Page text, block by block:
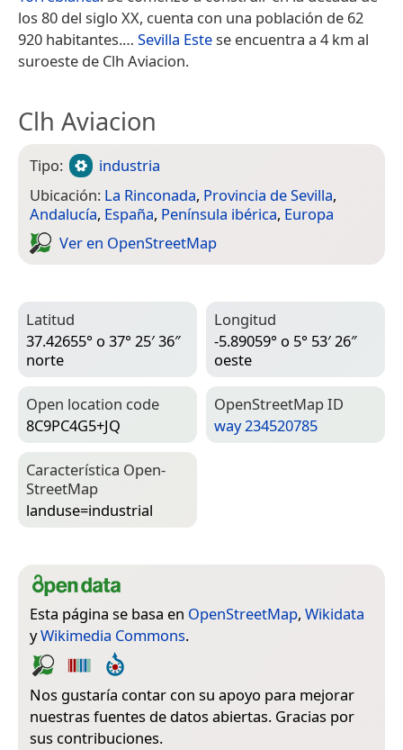
los 80 del siglo XX, cuenta con una población de 62
920 habitantes.​… Sevilla Estese encuentra a 4 km al
suroeste de Clh Aviacion.
Clh Aviacion
Tipo:
industria
Ubicación: La Rinconada, Provincia de Sevilla,
Andalucía, España, Península ibérica, Europa
Ver en Open­Street­Map
Latitud
37.42655° o 37° 25′ 36″
norte
Longitud
-5.89059° o 5° 53′ 26″
oeste
Open location code
8C9PC4G5+JQ
Open­Street­Map ID
way 234520785
Característica Open­
Street­Map
landuse=­industrial
Esta página se basa en OpenStreetMap, Wikidata
yWikimedia Commons.
Nos gustaría contar con su apoyo para mejorar
nuestras fuentes de datos abiertas. Gracias por
sus contribuciones.